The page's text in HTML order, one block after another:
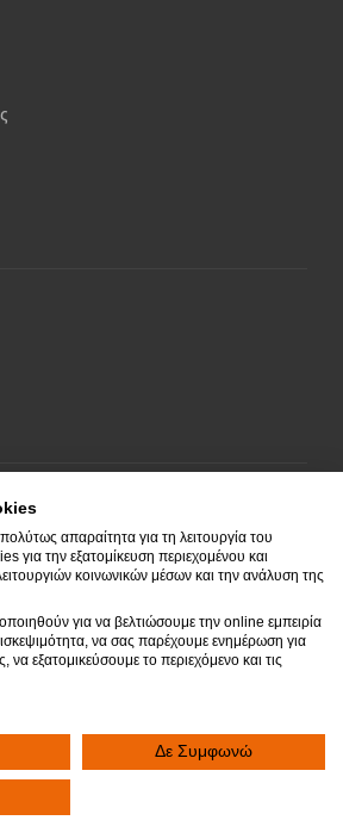
μας

απαραίτητα για τη λειτουργία του
για την εξατομίκευση περιεχομένου και
κοινωνικών μέσων και την ανάλυση της
για να βελτιώσουμε την online εμπειρία
να σας παρέχουμε ενημέρωση για
να εξατομικεύσουμε το περιεχόμενο και τις
Δε Συμφωνώ